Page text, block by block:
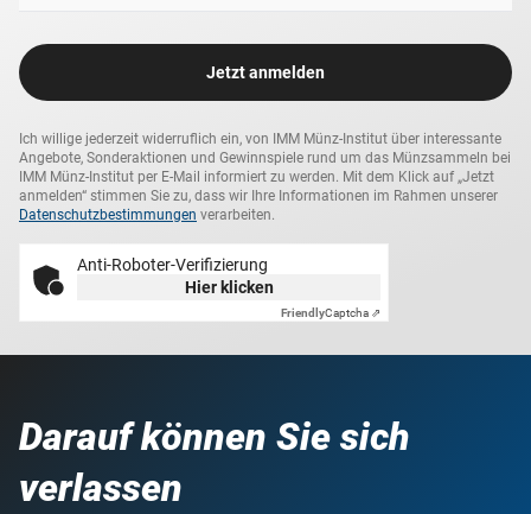
Jetzt anmelden
Ich willige jederzeit widerruflich ein, von IMM Münz-Institut über interessante
Angebote, Sonderaktionen und Gewinnspiele rund um das Münzsammeln bei
IMM Münz-Institut per E-Mail informiert zu werden. Mit dem Klick auf „Jetzt
anmelden“ stimmen Sie zu, dass wir Ihre Informationen im Rahmen unserer
Datenschutzbestimmungen verarbeiten.
Anti-Roboter-Verifizierung
Hier klicken
FriendlyCaptcha ⇗
Darauf können Sie sich
verlassen